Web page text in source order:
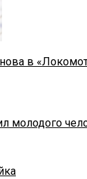
в
молодого